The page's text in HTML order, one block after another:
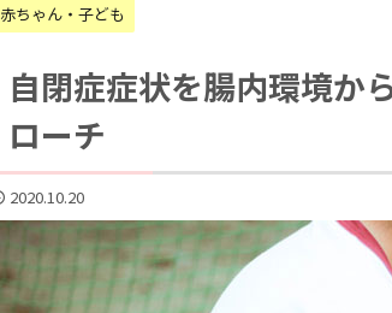
赤ちゃん・子ども
自閉症症状を腸内環境か
ローチ
2020.10.20